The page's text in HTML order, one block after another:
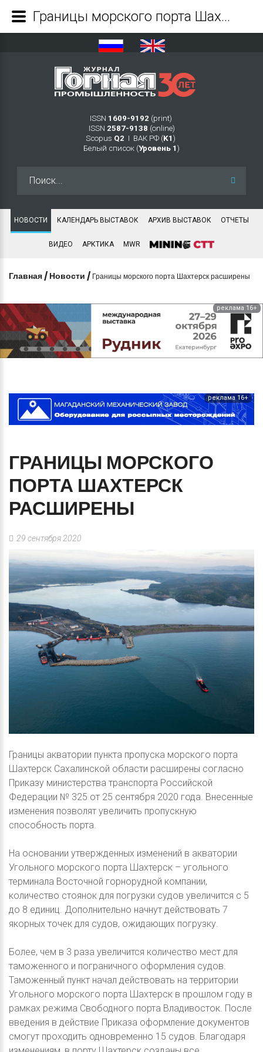
ISSN 1609-9192 (print)
ISSN 2587-9138 (online)
Scopus Q2 Ι ВАК РФ (K1 )
Белый список (Уровень 1 )
НОВОСТИ КАЛЕНДАРЬ ВЫСТАВОК АРХИВ ВЫСТАВОК ОТЧЕТЫ
ВИДЕО АРКТИКА MWR
Главная / Новости / Границы морского порта Шахтерск расширены
реклама 16+
реклама 16+
ГРАНИЦЫ МОРСКОГО
ПОРТА ШАХТЕРСК
РАСШИРЕНЫ
29 сентября 2020
Границы акватории пункта пропуска морского порта
Шахтерск Сахалинской области расширены согласно
Приказу министерства транспорта Российской
Федерации № 325 от 25 сентября 2020 года. Внесенные
изменения позволят увеличить пропускную
способность порта.
На основании утвержденных изменений в акватории
Угольного морского порта Шахтерск – угольного
терминала Восточной горнорудной компании,
количество стоянок для погрузки судов увеличится с 5
до 8 единиц. Дополнительно начнут действовать 7
якорных точек для судов, ожидающих погрузку.
Более, чем в 3 раза увеличится количество мест для
таможенного и пограничного оформления судов.
Таможенный пункт начал действовать на территории
Угольного морского порта Шахтерск в прошлом году в
рамках режима Свободного порта Владивосток. После
введения в действие Приказа оформление документов
смогут проходить одновременно 15 судов. Благодаря
Границы морского порта Шахтерск расширены - Журнал Горная промышленность